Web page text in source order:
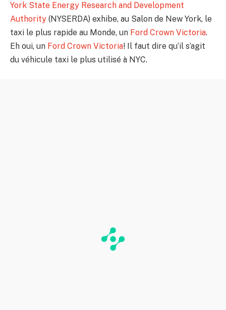
York State Energy Research and Development
Authority (NYSERDA) exhibe, au Salon de New York, le
taxi le plus rapide au Monde, un Ford Crown Victoria.
Eh oui, un Ford Crown Victoria! Il faut dire qu’il s’agit
du véhicule taxi le plus utilisé à NYC.